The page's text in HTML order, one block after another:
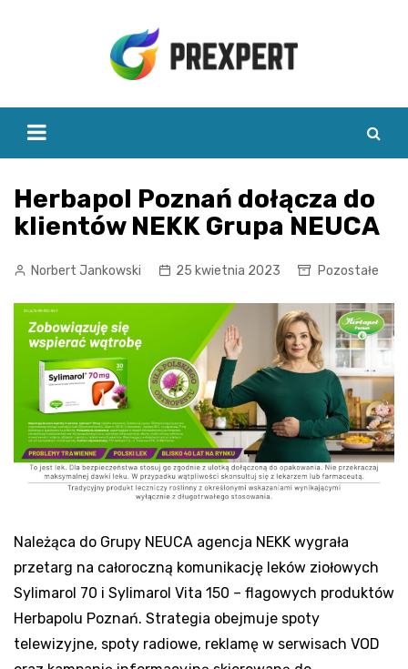
Herbapol Poznań dołącza do
klientów NEKK Grupa NEUCA
Norbert Jankowski 25 kwietnia 2023 Pozostałe
Należąca do Grupy NEUCA agencja NEKK wygrała
przetarg na całoroczną komunikację leków ziołowych
Sylimarol 70 i Sylimarol Vita 150 – flagowych produktów
Herbapolu Poznań. Strategia obejmuje spoty
telewizyjne, spoty radiowe, reklamę w serwisach VOD